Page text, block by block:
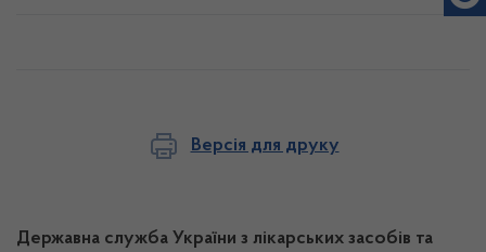
Версія для друку
Державна служба України з лікарських засобів та